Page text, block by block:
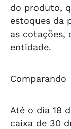
do produto,
estoques da
as cotações,
entidade.
Comparando
Até o dia 18
caixa de 30